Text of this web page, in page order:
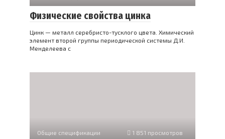
Физические свойства цинка
Цинк — металл серебристо-тусклого цвета. Химический
элемент второй группы периодической системы Д.И.
Менделеева с
Общие спецификации 1 851 просмотров